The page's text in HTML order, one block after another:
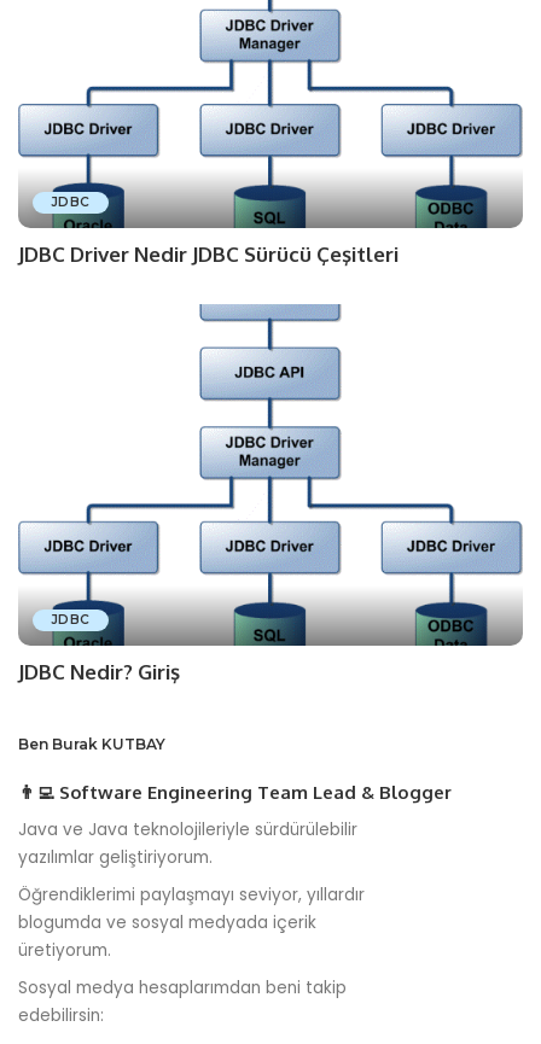
JDBC
JDBC Driver Nedir JDBC Sürücü Çeşitleri
JDBC
JDBC Nedir? Giriş
Ben Burak KUTBAY
👨‍💻 Software Engineering Team Lead & Blogger
Java ve Java teknolojileriyle sürdürülebilir
yazılımlar geliştiriyorum.
Öğrendiklerimi paylaşmayı seviyor, yıllardır
blogumda ve sosyal medyada içerik
üretiyorum.
Sosyal medya hesaplarımdan beni takip
edebilirsin: